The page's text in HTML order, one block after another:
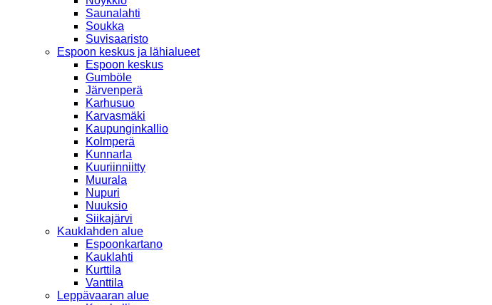
Saunalahti
Soukka
Suvisaaristo
Espoon keskus ja lähialueet
Espoon keskus
Gumböle
Järvenperä
Karhusuo
Karvasmäki
Kaupunginkallio
Kolmperä
Kunnarla
Kuuriinniitty
Muurala
Nupuri
Nuuksio
Siikajärvi
Kauklahden alue
Espoonkartano
Kauklahti
Kurttila
Vanttila
Leppävaaran alue